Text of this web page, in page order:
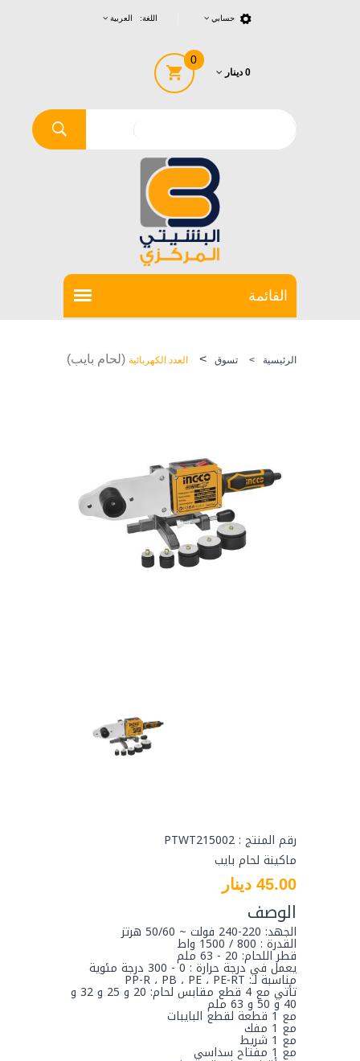
اللغة: العربية حسابي
0
0 دينار
الرئيسية > تسوق > العدد الكهربائية (لحام بايب)
رقم المنتج : PTWT215002
ماكينة لحام بايب
45.00 دينار
الوصف
الجهد: 220-240 فولت ~ 50/60 هرتز
القدرة : 800 / 1500 واط
قطر اللحام: 20 - 63 ملم
يعمل في درجة حرارة : 0 - 300 درجة مئوية
مناسبة لـ: PP-R ، PB ، PE ، PE-RT
تأتي مع 4 قطع مقابس لحام: 20 و 25 و 32 و
40 و 50 و 63 ملم
مع 1 قطعة لقطع البايبات
مع 1 مفك
مع 1 شريط
مع 1 مفتاح سداسي